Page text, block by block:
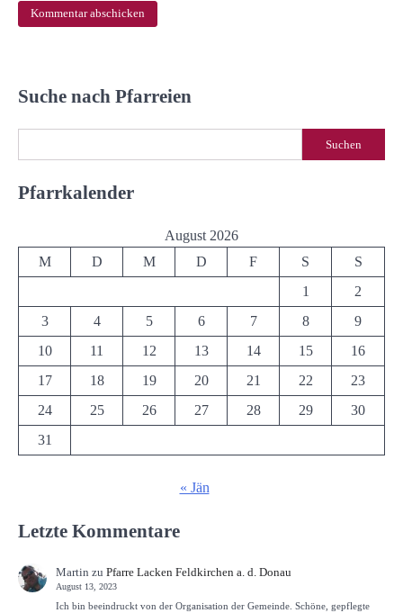
Suche nach Pfarreien
Suchen
Pfarrkalender
August 2026
M
D M D F S
S
1
2
3
4 5 6 7 8
9
10
11 12 13 14 15
16
17
18 19 20 21 22
23
24
25 26 27 28 29
30
31
« Jän
Letzte Kommentare
Martin zu Pfarre Lacken Feldkirchen a. d. Donau
August 13, 2023
Ich bin beeindruckt von der Organisation der Gemeinde. Schöne, gepflegte